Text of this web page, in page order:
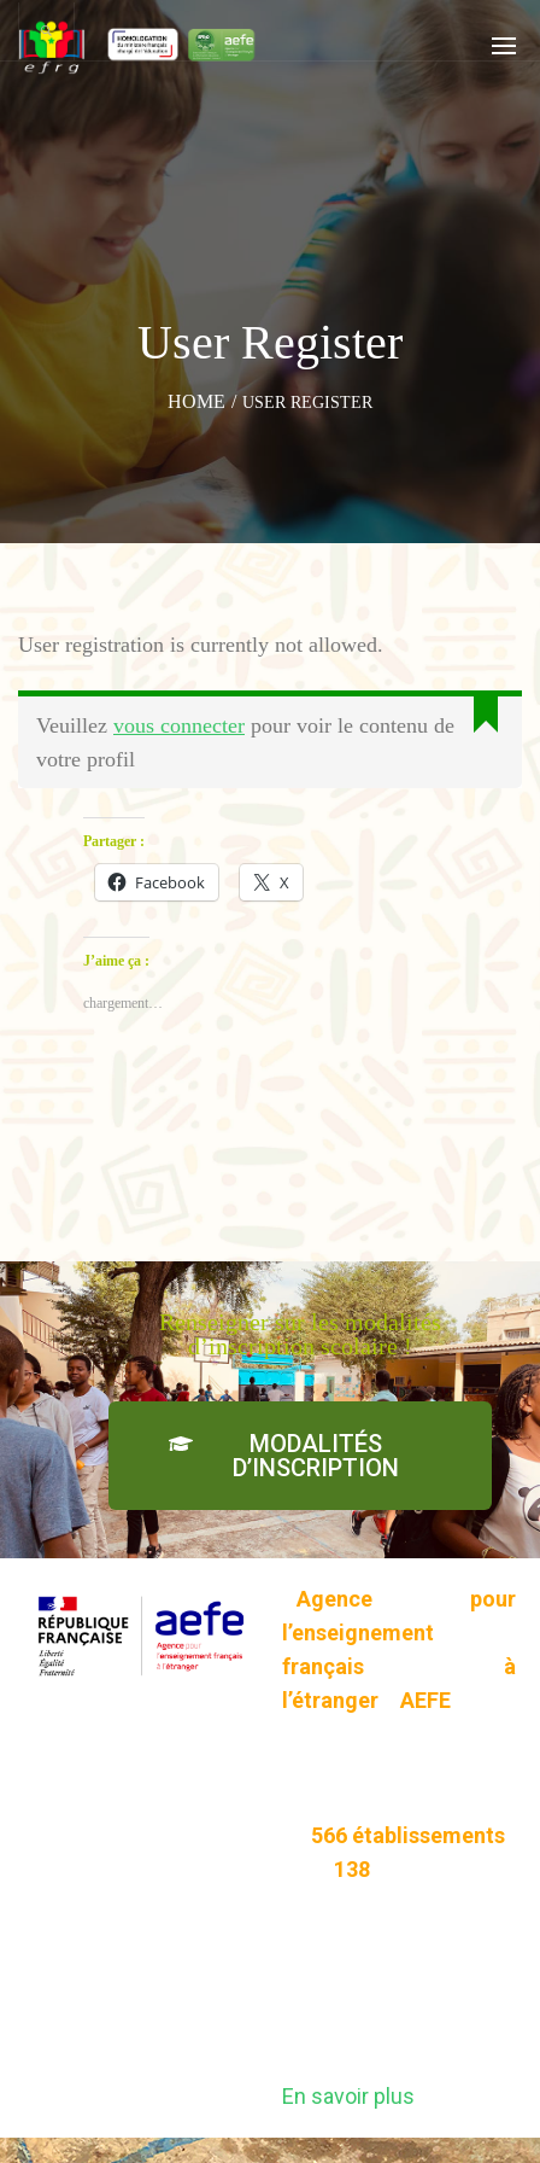
User Register
HOME / USER REGISTER
User registration is currently not allowed.
Veuillez vous connecter pour voir le contenu de
votre profil
Partager :
Facebook X
J’aime ça :
chargement…
Renseigner sur les modalités
d’inscription scolaire !
MODALITÉS
D’INSCRIPTION
Agence pour
l’enseignement
français à
l’étranger
AEFE
566 établissements
138
En savoir plus